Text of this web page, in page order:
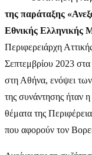
της παράταξης
Εθνικής Ελληνικής
Περιφερειάρχη
Σεπτεμβρίου 2023
στη Αθήνα, ενόψει
της συνάντησης ήταν
θέματα της
που αφορούν τον